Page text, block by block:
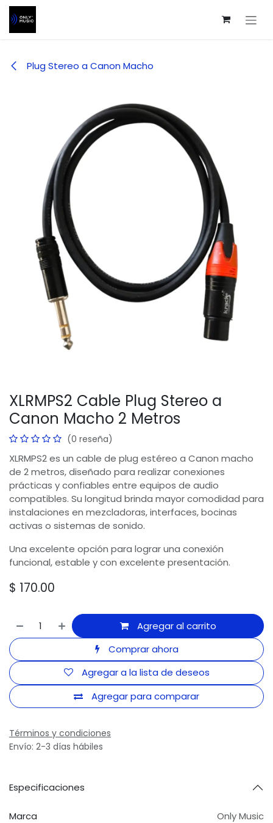
Ir al contenido
Plug Stereo a Canon Macho
XLRMPS2 Cable Plug Stereo a
Canon Macho 2 Metros
(0 reseña)
XLRMPS2 es un cable de plug estéreo a Canon macho
de 2 metros, diseñado para realizar conexiones
prácticas y confiables entre equipos de audio
compatibles. Su longitud brinda mayor comodidad para
instalaciones en mezcladoras, interfaces, bocinas
activas o sistemas de sonido.
Una excelente opción para lograr una conexión
funcional, estable y con excelente presentación.
$ 170.00
Agregar al carrito
Comprar ahora
Agregar para comparar
Agregar a la lista de deseos
Términos y condiciones
Envío: 2-3 días hábiles
Especificaciones
Marca Only Music